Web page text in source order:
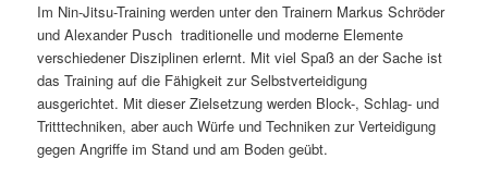
Im Nin-Jitsu-Training werden unter den Trainern Markus Schröder
und Alexander Pusch traditionelle und moderne Elemente
verschiedener Disziplinen erlernt. Mit viel Spaß an der Sache ist
das Training auf die Fähigkeit zur Selbstverteidigung
ausgerichtet. Mit dieser Zielsetzung werden Block-, Schlag- und
Tritttechniken, aber auch Würfe und Techniken zur Verteidigung
gegen Angriffe im Stand und am Boden geübt.